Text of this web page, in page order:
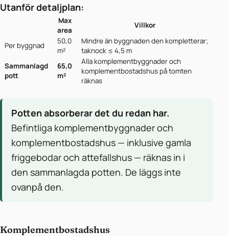
Utanför detaljplan:
Max
area
Villkor
Per byggnad
50,0
m²
Mindre än byggnaden den kompletterar;
taknock ≤ 4,5 m
Sammanlagd
pott
65,0
m²
Alla komplementbyggnader och
komplementbostadshus på tomten
räknas
Potten absorberar det du redan har.
Befintliga komplementbyggnader och
komplementbostadshus — inklusive gamla
friggebodar och attefallshus — räknas in i
den sammanlagda potten. De läggs inte
ovanpå den.
Komplementbostadshus